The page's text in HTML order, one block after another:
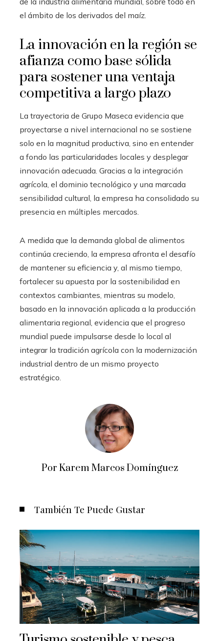
el ámbito de los derivados del maíz.
La innovación en la región se
afianza como base sólida
para sostener una ventaja
competitiva a largo plazo
La trayectoria de Grupo Maseca evidencia que
proyectarse a nivel internacional no se sostiene
solo en la magnitud productiva, sino en entender
a fondo las particularidades locales y desplegar
innovación adecuada. Gracias a la integración
agrícola, el dominio tecnológico y una marcada
sensibilidad cultural, la empresa ha consolidado su
presencia en múltiples mercados.
A medida que la demanda global de alimentos
continúa creciendo, la empresa afronta el desafío
de mantener su eficiencia y, al mismo tiempo,
fortalecer su apuesta por la sostenibilidad en
contextos cambiantes, mientras su modelo,
basado en la innovación aplicada a la producción
alimentaria regional, evidencia que el progreso
mundial puede impulsarse desde lo local al
integrar la tradición agrícola con la modernización
industrial dentro de un mismo proyecto
estratégico.
Por Karem Marcos Domínguez
También Te Puede Gustar